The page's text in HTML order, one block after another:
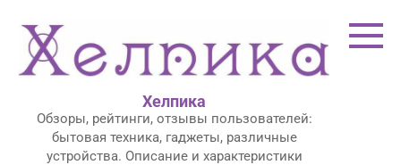
контенту
Хелпика
Обзоры, рейтинги, отзывы пользователей:
бытовая техника, гаджеты, различные
устройства. Описание и характеристики